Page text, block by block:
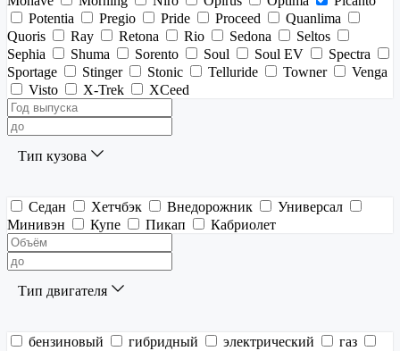
Potentia
Pregio Pride Proceed
Quanlima
Quoris
Ray Retona Rio Sedona
Seltos
Sephia
Shuma Sorento Soul Soul EV
Spectra
Sportage
Stinger Stonic Telluride Towner
Venga
Visto
X-Trek XCeed
Тип кузова
Седан Хетчбэк Внедорожник
Универсал
Минивэн
Купе Пикап Кабриолет
Тип двигателя
бензиновый гибридный электрический
газ